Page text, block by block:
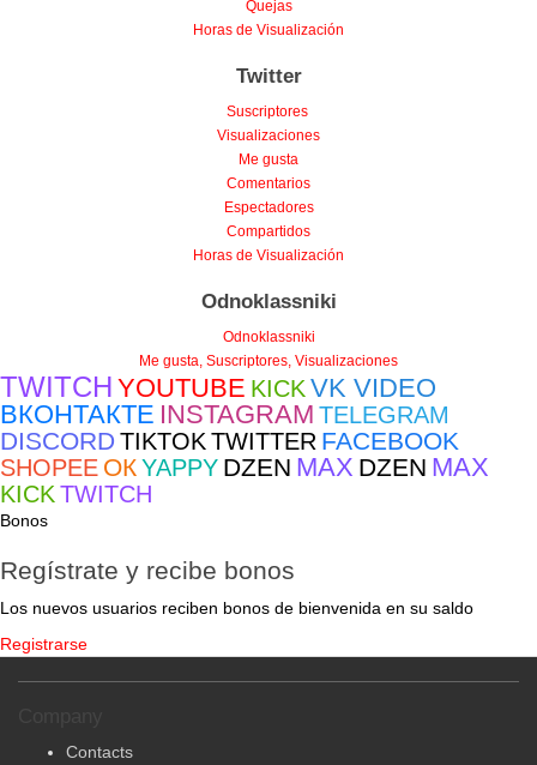
Quejas
Horas de Visualización
Twitter
Suscriptores
Visualizaciones
Me gusta
Comentarios
Espectadores
Compartidos
Horas de Visualización
Odnoklassniki
Odnoklassniki
Me gusta, Suscriptores, Visualizaciones
TWITCH YOUTUBE KICK VK VIDEO
ВКОНТАКТЕ INSTAGRAM TELEGRAM
DISCORD TIKTOK TWITTER FACEBOOK
SHOPEE ОКYAPPY DZEN MAX DZEN MAX
KICK TWITCH
Bonos
Regístrate y recibe bonos
Los nuevos usuarios reciben bonos de bienvenida en su saldo
Registrarse
Contacts